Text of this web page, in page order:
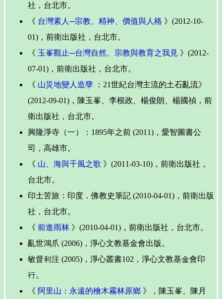
社，台北市。
《 台灣素人─宗教、精神、價值與人格 》(2012-10-
01)，前衛出版社，台北市。
《 玉峯觀止─台灣自然、宗教與教育之我見 》(2012-
07-01)，前衛出版社，台北市。
《 山災地變人造孽 ：21世紀台灣主流的土石亂流》
(2012-09-01)，陳玉峯、李根政、楊俊朗、楊國禎，前
衛出版社，台北市。
興隆淨寺（一）：1895年之前 (2011)，愛智圖書公
司，高雄市。
《 山、海與千風之歌 》(2011-03-10)，前衛出版社，
台北市。
印土苦旅：印度．佛教史筆記 (2010-04-01)，前衛出版
社，台北市。
《 前進雨林 》(2010-04-01)，前衛出版社，台北市。
亂世鴻爪 (2006)，淨心文教基金會出版。
敏督利注 (2005)，淨心叢書102，淨心文教基金會印
行。
《 阿里山：永遠的檜木霧林原鄉 》，陳玉峯、陳月